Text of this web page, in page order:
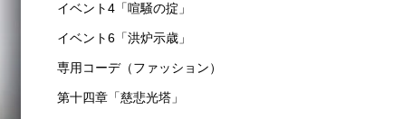
イベント4「喧騒の掟」
イベント6「洪炉示歳」
専用コーデ（ファッション）
第十四章「慈悲光塔」